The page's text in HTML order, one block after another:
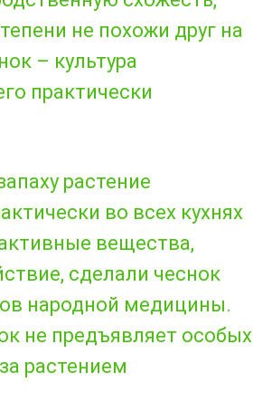
не похожи друг на
– культура
практически
растение
во всех кухнях
вещества,
сделали чеснок
народной медицины.
не предъявляет особых
растением